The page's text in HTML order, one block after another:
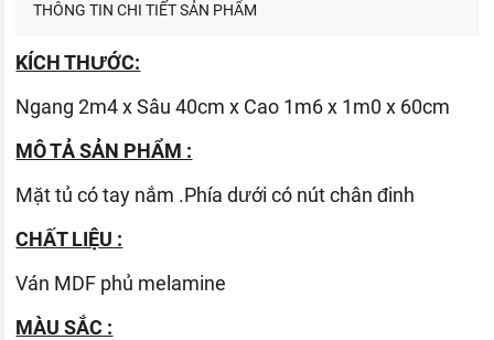
THÔNG TIN CHI TIẾT SẢN PHẨM
KÍCH THƯỚC:
Ngang 2m4 x Sâu 40cm x Cao 1m6 x 1m0 x 60cm
MÔ TẢ SẢN PHẨM :
Mặt tủ có tay nắm .Phía dưới có nút chân đinh
CHẤT LIỆU :
Ván MDF phủ melamine
MÀU SẮC :